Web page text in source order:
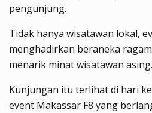
pengunjung.
Tidak hanya wisatawan lokal,
menghadirkan beraneka
menarik minat wisatawan asing.
Kunjungan itu terlihat di hari
event Makassar F8 yang